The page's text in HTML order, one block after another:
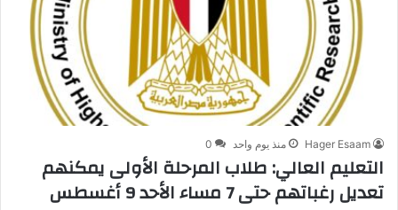
Hager Esaam منذ يوم واحد 0
التعليم العالي: طلاب المرحلة الأولى يمكنهم
تعديل رغباتهم حتى 7 مساء الأحد 9 أغسطس